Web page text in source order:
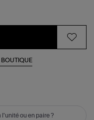
BOUTIQUE
ou en paire ?